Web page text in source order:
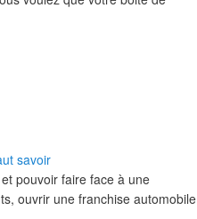
savoir
pouvoir faire face à une
ouvrir une franchise automobile